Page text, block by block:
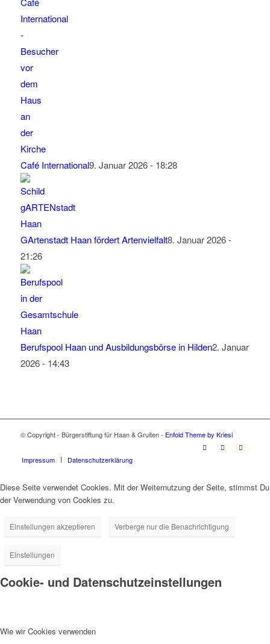
Café International9. Januar 2026 - 18:28
GArtenstadt Haan fördert Artenvielfalt8. Januar 2026 -
21:26
Berufspool Haan und Ausbildungsbörse in Hilden2. Januar
2026 - 14:43
© Copyright - Bürgerstiftung für Haan & Gruiten - Enfold Theme by Kriesi
Impressum Datenschutzerklärung
Diese Seite verwendet Cookies. Mit der Weiternutzung der Seite, stimmst Du
der Verwendung von Cookies zu.
Einstellungen akzeptieren Verberge nur die Benachrichtigung
Einstellungen
Cookie- und Datenschutzeinstellungen
Wie wir Cookies verwenden